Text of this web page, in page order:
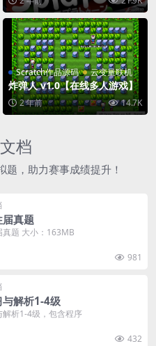
Scratch作品源码 云变量联机
炸弹人 v1.0【在线多人游戏】
2 年前 14.7K
档
题，助力赛事成绩提升！
真题
真题 大小：163MB
981
与解析1-4级
解析1-4级，包含程序
432